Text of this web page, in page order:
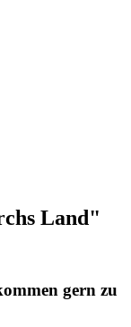
Land"
gern zu